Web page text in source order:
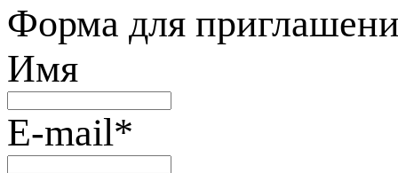
Форма для
Имя
E-mail*